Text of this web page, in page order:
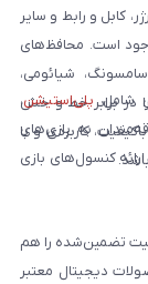
کابل و رابط و سایر
است. محافظ‌های
شیائومی،
در برابر خط و خش
کاربردی و با
شامل پلی‌استیشن،
به بازی‌های
کنسول‌های بازی
تضمین‌شده را هم
دیجیتال معتبر